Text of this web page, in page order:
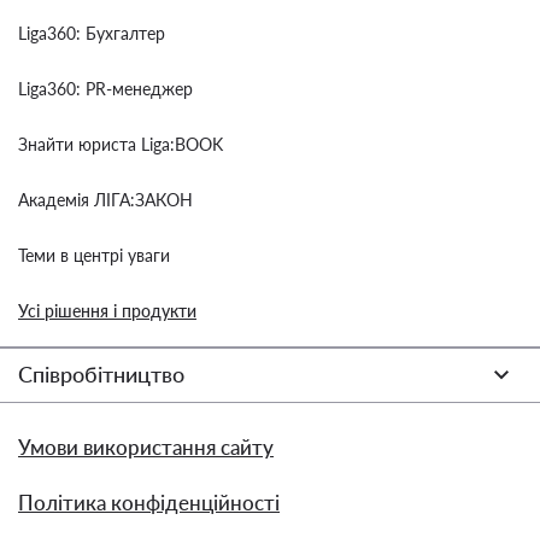
Liga360: Бухгалтер
Liga360: PR-менеджер
Знайти юриста Liga:BOOK
Академія ЛІГА:ЗАКОН
Теми в центрі уваги
Усі рішення і продукти
Співробітництво
Умови використання сайту
Політика конфіденційності